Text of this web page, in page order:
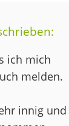
ich mich
melden.
innig und